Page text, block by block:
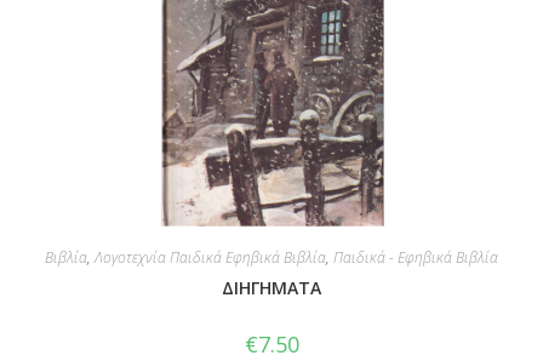
Βιβλία,Λογοτεχνία Παιδικά Εφηβικά Βιβλία, Παιδικά - Εφηβικά Βιβλία
ΔΙΗΓΗΜΑΤΑ
€7.50